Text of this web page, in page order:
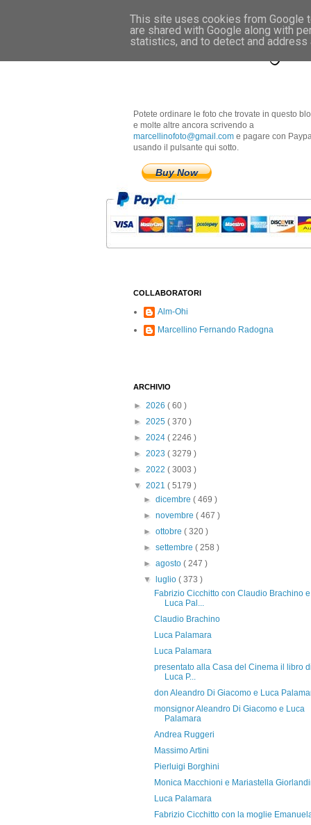
Marcellino
Potete ordinare le foto che trovate in questo
e molte altre ancora scrivendo a
marcellinofoto@gmail.com e pagare con
usando il pulsante qui sotto.
Buy Now
COLLABORATORI
Alm-Ohi
Marcellino Fernando Radogna
ARCHIVIO
► 2026 ( 60 )
► 2025 ( 370 )
► 2024 ( 2246 )
► 2023 ( 3279 )
► 2022 ( 3003 )
▼ 2021 ( 5179 )
►dicembre( 469 )
►novembre( 467 )
►ottobre( 320 )
►settembre( 258 )
►agosto( 247 )
▼
luglio( 373 )
Fabrizio Cicchitto con Claudio Brachino e
Luca Pal...
Claudio Brachino
Luca Palamara
Luca Palamara
presentato alla Casa del Cinema il libro di
Luca P...
don Aleandro Di Giacomo e Luca
monsignor Aleandro Di Giacomo e Luca
Palamara
Andrea Ruggeri
Massimo Artini
Pierluigi Borghini
Monica Macchioni e Mariastella
Luca Palamara
Fabrizio Cicchitto con la moglie
This site uses cookies from Google
are shared with Google along with
statistics, and to detect and address